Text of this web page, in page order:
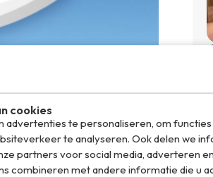
cookies
advertenties te personaliseren, om
te analyseren. Ook delen we
partners voor social media, adverteren
combineren met andere informatie die u